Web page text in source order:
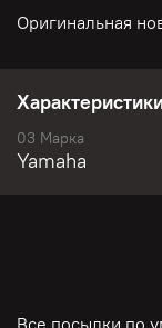
Оригинальная
03 Марка
Yamaha
Все посылки по